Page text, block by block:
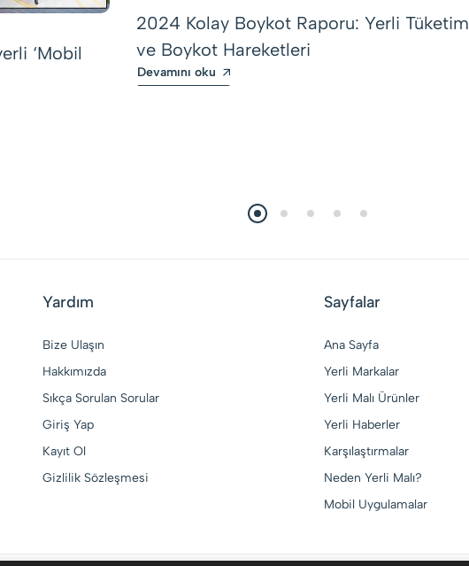
‘Mobil
2024 Kolay Boykot Raporu: Yerli Tüketim
ve Boykot Hareketleri
Devamını oku
Yardım
Bize Ulaşın
Hakkımızda
Sıkça Sorulan Sorular
Giriş Yap
Kayıt Ol
Gizlilik Sözleşmesi
Sayfalar
Ana Sayfa
Yerli Markalar
Yerli Malı Ürünler
Yerli Haberler
Karşılaştırmalar
Neden Yerli Malı?
Mobil Uygulamalar